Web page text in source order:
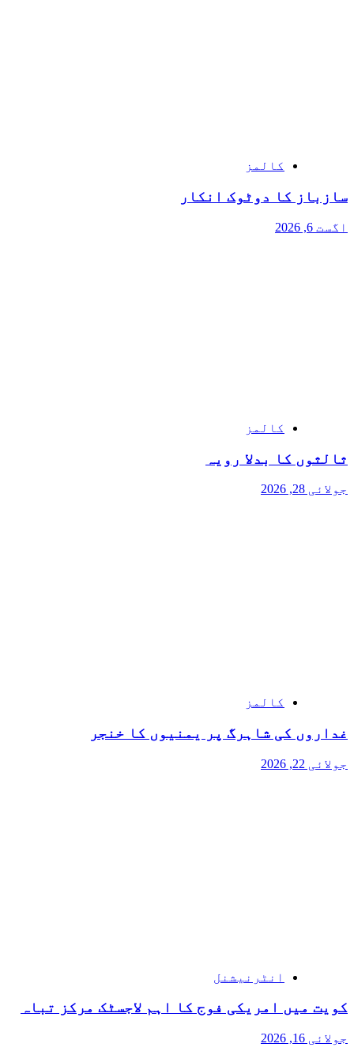
کالمز
سازباز کا دوٹوک انکار
اگست 6, 2026
کالمز
ثالثوں کا بدلا رویہ
جولائی 28, 2026
کالمز
غداروں کی شاہرگ پر یمنیوں کا خنجر
جولائی 22, 2026
انٹرنیشنل
کویت میں امریکی فوج کا اہم لاجسٹک مرکز تباہ
جولائی 16, 2026